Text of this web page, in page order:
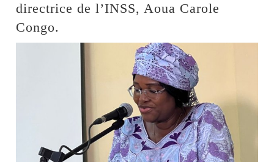
directrice de l’INSS, Aoua Carole
Congo.